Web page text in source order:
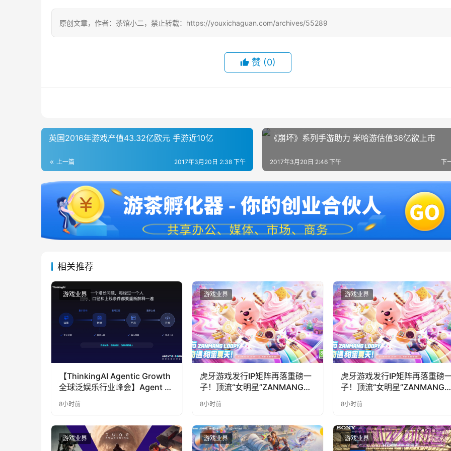
原创文章，作者：茶馆小二，禁止转载：https://youxichaguan.com/archives/55289
赞 (0)
英国2016年游戏产值43.32亿欧元 手游近10亿
上一篇 2017年3月20日 2:38 下午
《崩坏》系列手游助力 米哈游估值36亿欲上市
下
2017年3月20日 2:46 下午
相关推荐
游戏业界
【ThinkingAI Agentic Growth
全球泛娱乐行业峰会】Agent 时
代，人到底负责什么
8小时前
游戏业界
虎牙游戏发行IP矩阵再落重磅一
子！顶流“女明星”ZANMANG
LOOPY 正版3D消除手游《消消
奇遇》惊喜曝光
8小时前
游戏业界
虎牙游戏发行IP矩阵再落重磅
子！顶流“女明星”ZANMANG
LOOPY 正版3D消除手游《消
奇遇》惊喜曝光
8小时前
游戏业界 游戏业界 游戏业界